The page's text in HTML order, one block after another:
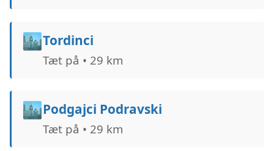
🏙️Tordinci
Tæt på • 29 km
🏙️Podgajci Podravski
Tæt på • 29 km